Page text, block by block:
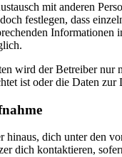
mit anderen
festlegen, dass
wird der Betreiber
ist oder die Daten
hinaus, dich unter den
dich kontaktieren,